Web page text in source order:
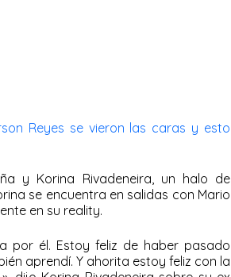
Reyes se vieron las caras y esto
y Korina Rivadeneira, un halo de
se encuentra en salidas con Mario
en su reality.
por él. Estoy feliz de haber pasado
aprendí. Y ahorita estoy feliz con la